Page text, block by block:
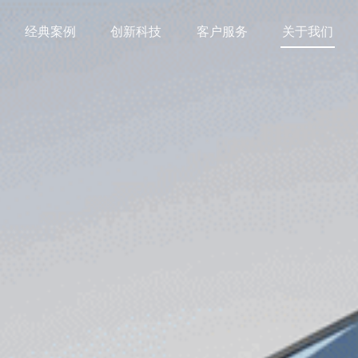
经典案例 创新科技 客户服务 关于我们